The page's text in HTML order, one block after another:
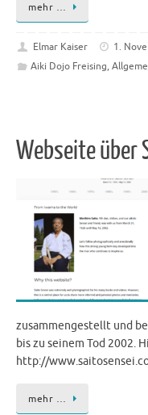
mehr …
Elmar Kaiser
1.
Aiki Dojo Freising,
Webseite über
zusammengestellt und
bis zu seinem Tod 2002.
http://
mehr …